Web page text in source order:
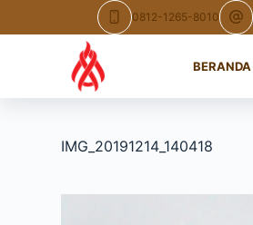
to
0812-1265-8010
BERANDA
IMG_20191214_140418